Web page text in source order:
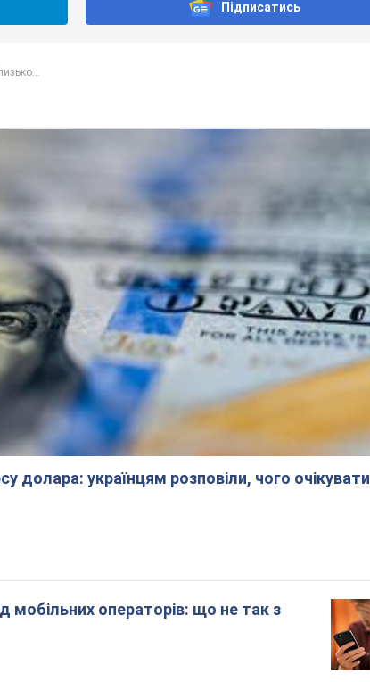
Підписатись
долара: українцям розповіли, чого очікувати
мобільних операторів: що не так з